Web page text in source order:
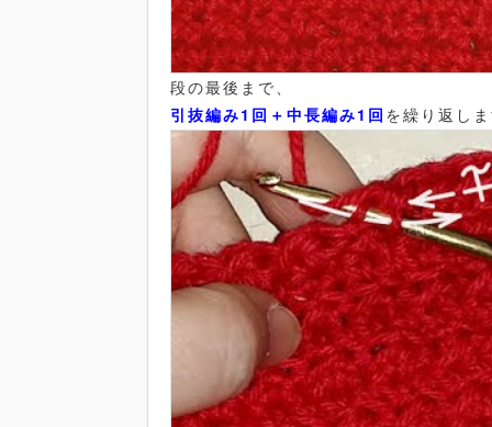
段の最後まで、
引抜編み1回＋中長編み1回 を繰り返し